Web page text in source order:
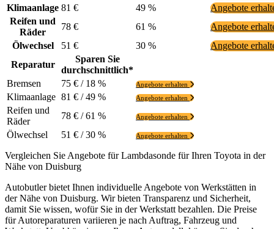
Klimaanlage 81 € 49 %
Angebote
Reifen und
Räder
78 € 61 %
Angebote
Ölwechsel
51 € 30 %
Angebote
Reparatur
Sparen Sie
durchschnittlich*
Bremsen
75 € / 18 % Angebote erhalten
Klimaanlage 81 € / 49 % Angebote erhalten
Reifen und
Räder
78 € / 61 % Angebote erhalten
Ölwechsel 51 € / 30 % Angebote erhalten
Vergleichen Sie Angebote für Lambdasonde für Ihren Toyota in der
Nähe von Duisburg
Autobutler bietet Ihnen individuelle Angebote von Werkstätten in
der Nähe von Duisburg. Wir bieten Transparenz und Sicherheit,
damit Sie wissen, wofür Sie in der Werkstatt bezahlen. Die Preise
für Autoreparaturen variieren je nach Auftrag, Fahrzeug und